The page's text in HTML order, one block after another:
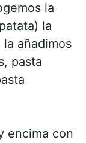
la
la
añadimos
pasta
encima con